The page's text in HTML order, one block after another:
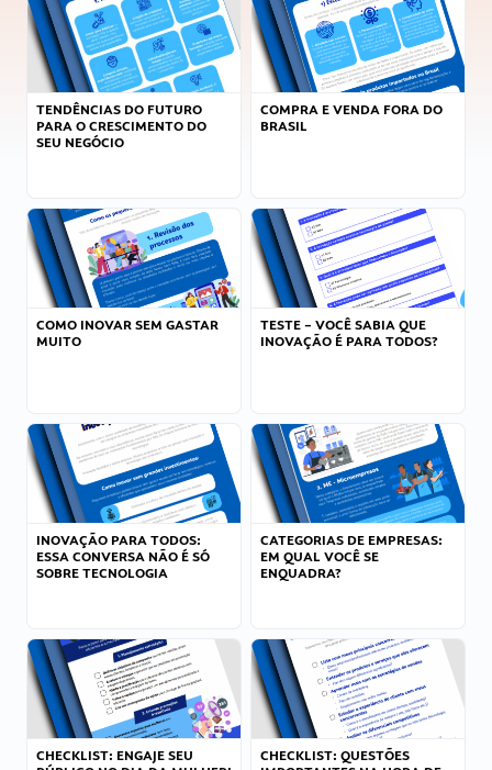
TENDÊNCIAS DO FUTURO
PARA O CRESCIMENTO DO
SEU NEGÓCIO
COMPRA E VENDA FORA DO
BRASIL
COMO INOVAR SEM GASTAR
MUITO
TESTE – VOCÊ SABIA QUE
INOVAÇÃO É PARA TODOS?
INOVAÇÃO PARA TODOS:
ESSA CONVERSA NÃO É SÓ
SOBRE TECNOLOGIA
CATEGORIAS DE EMPRESAS:
EM QUAL VOCÊ SE
ENQUADRA?
CHECKLIST: ENGAJE SEU
CHECKLIST: QUESTÕES